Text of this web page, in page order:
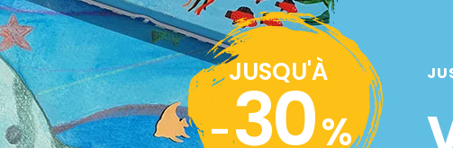
JUSQU'À
-30%